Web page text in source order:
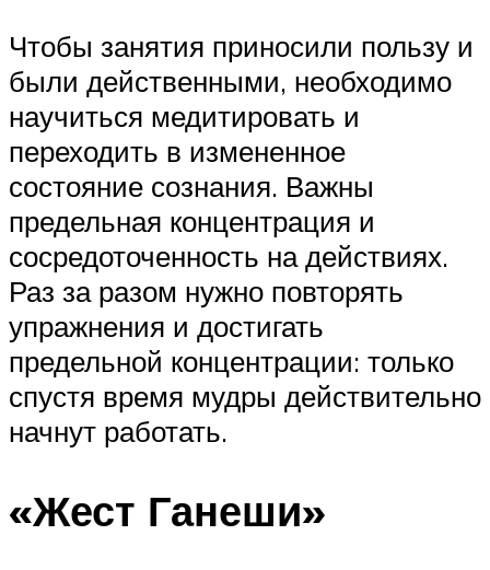
Чтобы занятия приносили пользу и
были действенными, необходимо
научиться медитировать и
переходить в измененное
состояние сознания. Важны
предельная концентрация и
сосредоточенность на действиях.
Раз за разом нужно повторять
упражнения и достигать
предельной концентрации: только
спустя время мудры действительно
начнут работать.
«Жест Ганеши»